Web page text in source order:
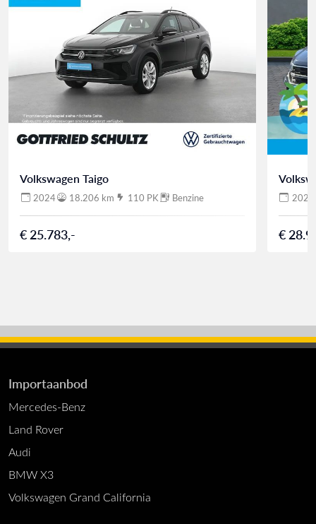
Volkswagen Taigo
2024 18.206 km 110 PK Benzine
€ 25.783,-
2024
€
Importaanbod
Mercedes-Benz
Land Rover
Audi
BMW X3
Volkswagen Grand California